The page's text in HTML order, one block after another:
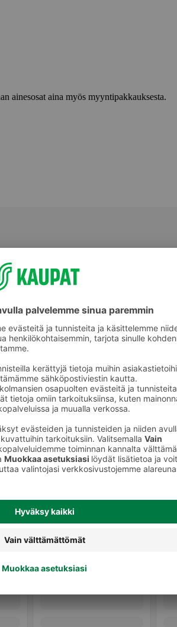
ainesosat aina myös myyntipakkauksesta.
ja muut rypäletuotteet